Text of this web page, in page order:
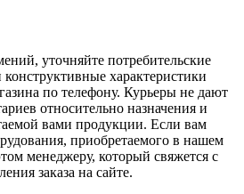
уточняйте потребительские
конструктивные характеристики
по телефону. Курьеры не дают
относительно назначения и
вами продукции. Если вам
приобретаемого в нашем
менеджеру, который свяжется с
заказа на сайте.